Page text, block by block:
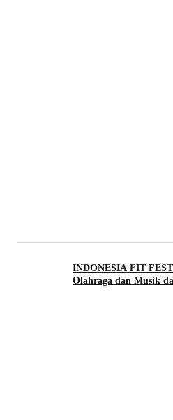
INDONESIA FIT
Olahraga dan Musik